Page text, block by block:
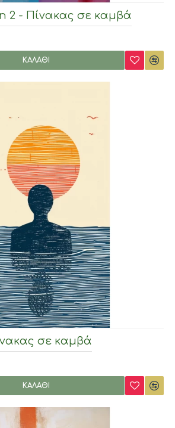
2 - Πίνακας σε καμβά
ΚΑΛΆΘΙ
σε καμβά
ΚΑΛΆΘΙ